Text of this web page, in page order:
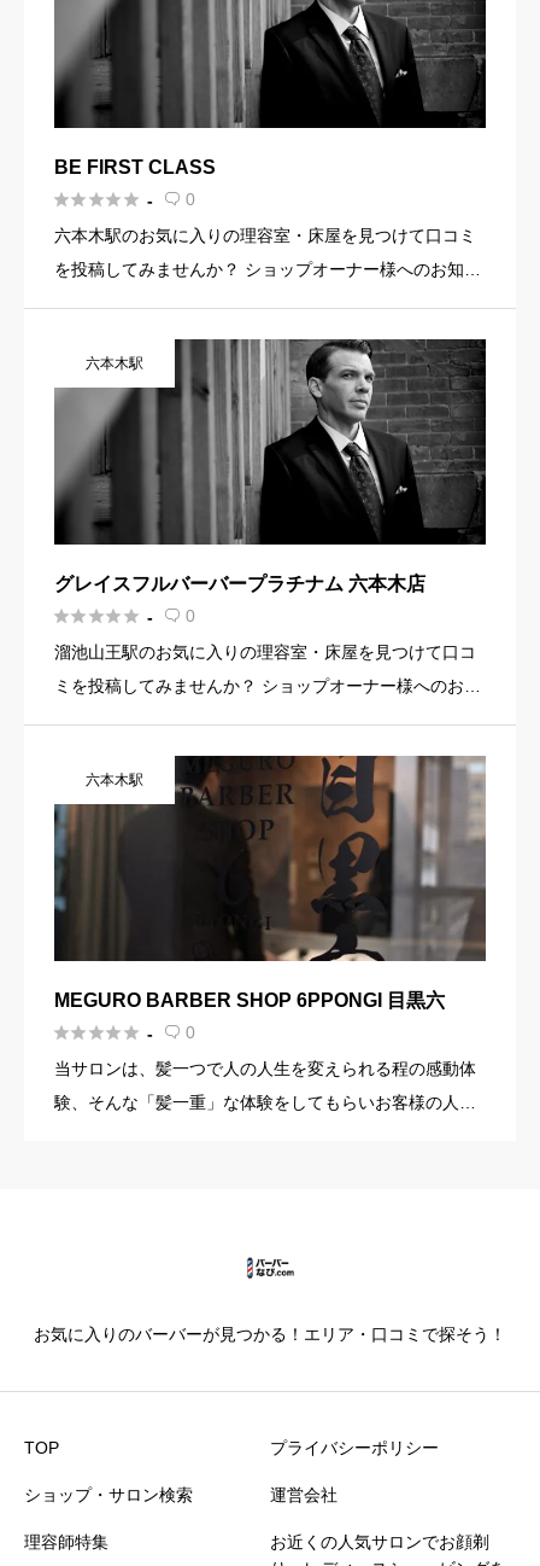
BE FIRST CLASS
 -  0
六本木駅のお気に入りの理容室・床屋を見つけて口コミ
を投稿してみませんか？ ショップオーナー様へのお知ら
イメージ写真・メニュー・PR文章・ホームページリンク
など機能を使 […]
六本木駅
グレイスフルバーバープラチナム 六本木店
 -  0
溜池山王駅のお気に入りの理容室・床屋を見つけて口コ
ミを投稿してみませんか？ ショップオーナー様へのお知
報・イメージ写真・メニュー・PR文章・ホームページリ
ンクなど機能を […]
六本木駅
MEGURO BARBER SHOP 6PPONGI 目黒六
 -  0
当サロンは、髪一つで人の人生を変えられる程の感動体
験、そんな「髪一重」な体験をしてもらいお客様の人生
お気に入りのバーバーが見つかる！エリア・口コミで探そう！
TOP
ショップ・サロン検索
理容師特集
プライバシーポリシー
運営会社
お近くの人気サロンでお顔剃